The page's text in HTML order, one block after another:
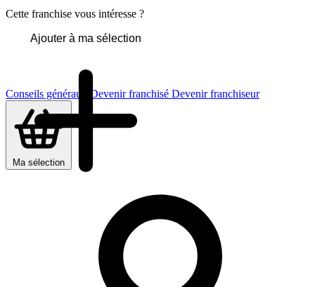
Conseils généraux Devenir franchisé Devenir franchiseur
Ma sélection
Cette franchise vous intéresse ?
Ajouter à ma sélection